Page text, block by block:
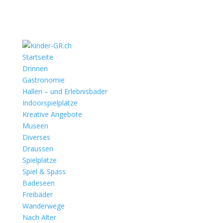
Startseite
Drinnen
Gastronomie
Hallen – und Erlebnisbäder
Indoorspielplätze
Kreative Angebote
Museen
Diverses
Draussen
Spielplätze
Spiel & Spass
Badeseen
Freibäder
Wanderwege
Nach Alter